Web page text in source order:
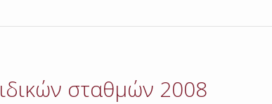
σταθμών 2008